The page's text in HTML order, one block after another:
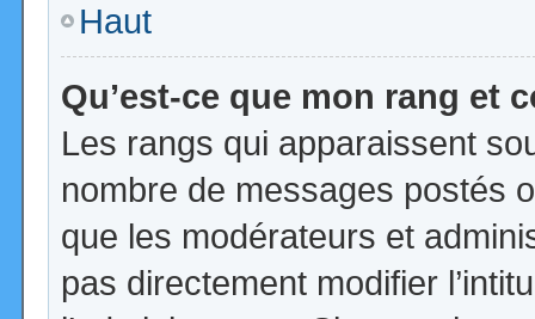
Haut
Qu’est-ce que mon rang et
Les rangs qui apparaissent
nombre de messages postés
que les modérateurs et
pas directement modifier